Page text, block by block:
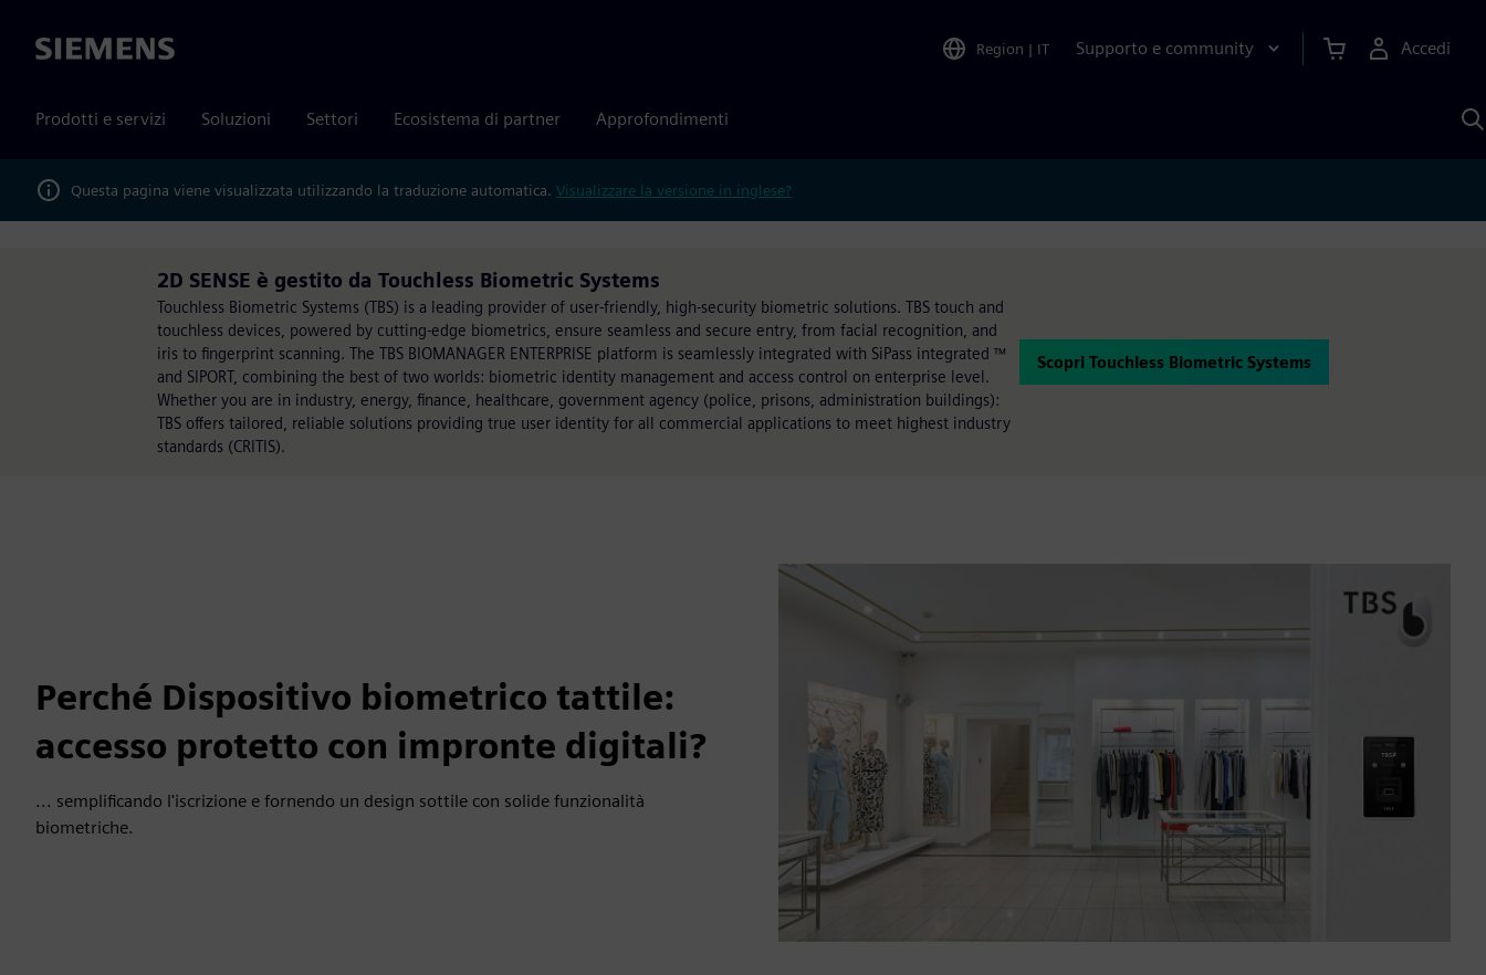
Siemens Region | IT Supporto e community Accedi
Prodotti e servizi Soluzioni Settori Ecosistema di partner Approfondimenti
Questa pagina viene visualizzata utilizzando la traduzione automatica. Visualizzare la versione in inglese?
2D SENSE è gestito da Touchless Biometric Systems
Touchless Biometric Systems (TBS) is a leading provider of user-friendly, high-security biometric solutions. TBS touch and
touchless devices, powered by cutting-edge biometrics, ensure seamless and secure entry, from facial recognition, and
iris to fingerprint scanning. The TBS BIOMANAGER ENTERPRISE platform is seamlessly integrated with SiPass integrated ™
and SIPORT, combining the best of two worlds: biometric identity management and access control on enterprise level.
Whether you are in industry, energy, finance, healthcare, government agency (police, prisons, administration buildings):
TBS offers tailored, reliable solutions providing true user identity for all commercial applications to meet highest industry
standards (CRITIS).
Scopri Touchless Biometric Systems
Perché Dispositivo biometrico tattile:
accesso protetto con impronte digitali?
... semplificando l'iscrizione e fornendo un design sottile con solide funzionalità
biometriche.